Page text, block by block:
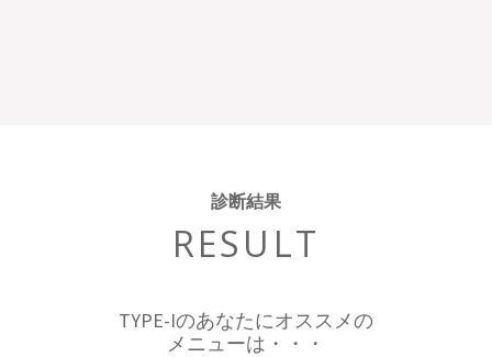
診断結果
RESULT
TYPE-Iのあなたにオススメの
メニューは・・・